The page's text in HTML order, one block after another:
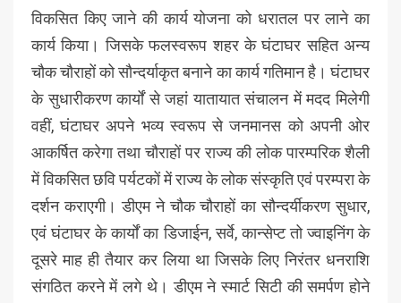
विकसित किए जाने की कार्य योजना को धरातल पर लाने का
कार्य किया। जिसके फलस्वरूप शहर के घंटाघर सहित अन्य
चौक चौराहों को सौन्दर्याकृत बनाने का कार्य गतिमान है। घंटाघर
के सुधारीकरण कार्यों से जहां यातायात संचालन में मदद मिलेगी
वहीं, घंटाघर अपने भव्य स्वरूप से जनमानस को अपनी ओर
आकर्षित करेगा तथा चौराहों पर राज्य की लोक पारम्परिक शैली
में विकसित छवि पर्यटकों में राज्य के लोक संस्कृति एवं परम्परा के
दर्शन कराएगी। डीएम ने चौक चौराहों का सौन्दर्यीकरण सुधार,
एवं घंटाघर के कार्यों का डिजाईन, सर्वे, कान्सेप्ट तो ज्वाइनिंग के
दूसरे माह ही तैयार कर लिया था जिसके लिए निरंतर धनराशि
संगठित करने में लगे थे। डीएम ने स्मार्ट सिटी की समर्पण होने